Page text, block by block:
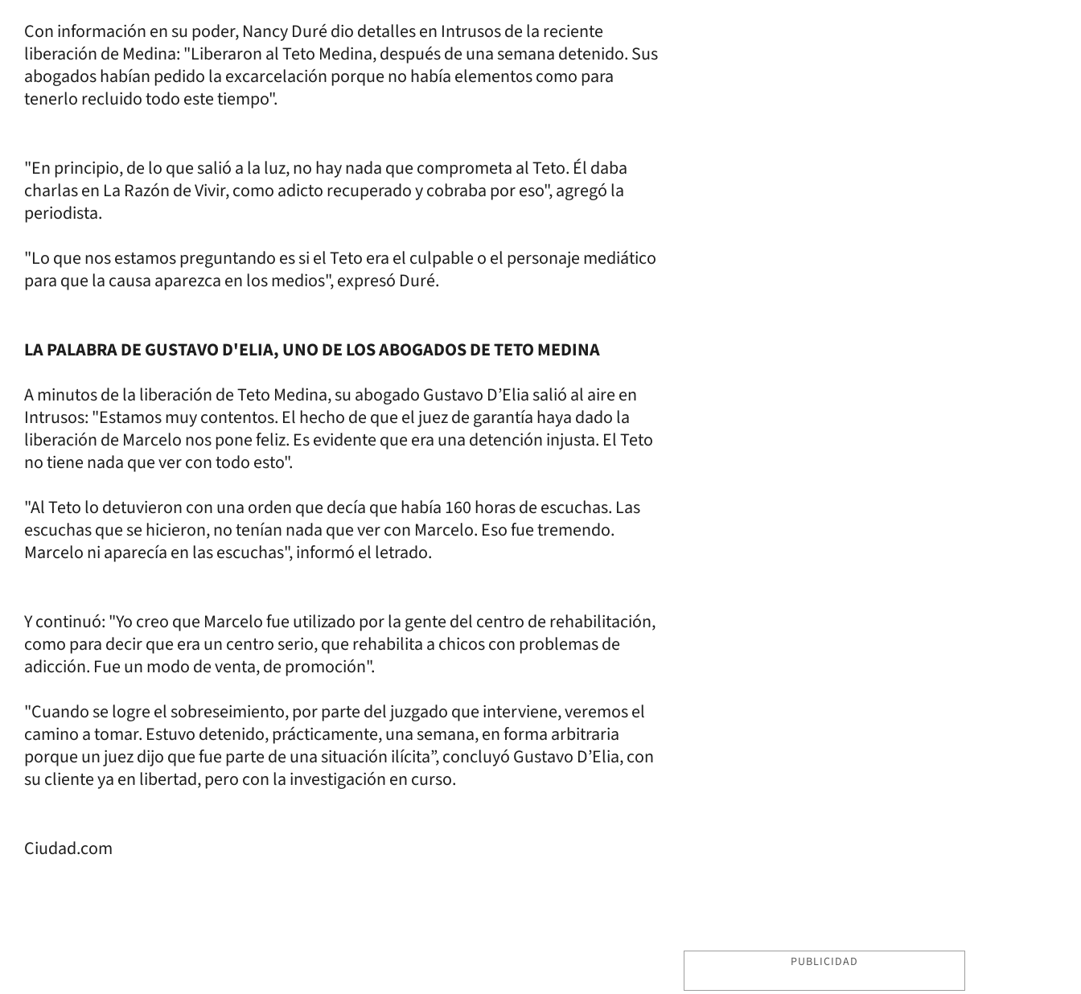
Con información en su poder, Nancy Duré dio detalles en Intrusos de la reciente
liberación de Medina: "Liberaron al Teto Medina, después de una semana detenido. Sus
abogados habían pedido la excarcelación porque no había elementos como para
tenerlo recluido todo este tiempo".
"En principio, de lo que salió a la luz, no hay nada que comprometa al Teto. Él daba
charlas en La Razón de Vivir, como adicto recuperado y cobraba por eso", agregó la
periodista.
"Lo que nos estamos preguntando es si el Teto era el culpable o el personaje mediático
para que la causa aparezca en los medios", expresó Duré.
LA PALABRA DE GUSTAVO D'ELIA, UNO DE LOS ABOGADOS DE TETO MEDINA
A minutos de la liberación de Teto Medina, su abogado Gustavo D’Elia salió al aire en
Intrusos: "Estamos muy contentos. El hecho de que el juez de garantía haya dado la
liberación de Marcelo nos pone feliz. Es evidente que era una detención injusta. El Teto
no tiene nada que ver con todo esto".
"Al Teto lo detuvieron con una orden que decía que había 160 horas de escuchas. Las
escuchas que se hicieron, no tenían nada que ver con Marcelo. Eso fue tremendo.
Marcelo ni aparecía en las escuchas", informó el letrado.
Y continuó: "Yo creo que Marcelo fue utilizado por la gente del centro de rehabilitación,
como para decir que era un centro serio, que rehabilita a chicos con problemas de
adicción. Fue un modo de venta, de promoción".
"Cuando se logre el sobreseimiento, por parte del juzgado que interviene, veremos el
camino a tomar. Estuvo detenido, prácticamente, una semana, en forma arbitraria
porque un juez dijo que fue parte de una situación ilícita”, concluyó Gustavo D’Elia, con
su cliente ya en libertad, pero con la investigación en curso.
Ciudad.com
PUBLICIDAD